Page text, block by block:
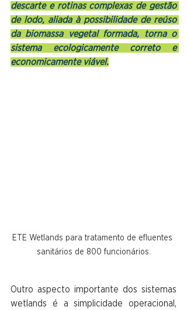
descarte e rotinas complexas de gestão
de lodo, aliada à possibilidade de reúso
da biomassa vegetal formada, torna o
sistema ecologicamente correto e
economicamente viável.
ETE Wetlands para tratamento de efluentes
sanitários de 800 funcionários.
Outro aspecto importante dos sistemas
wetlands é a simplicidade operacional,